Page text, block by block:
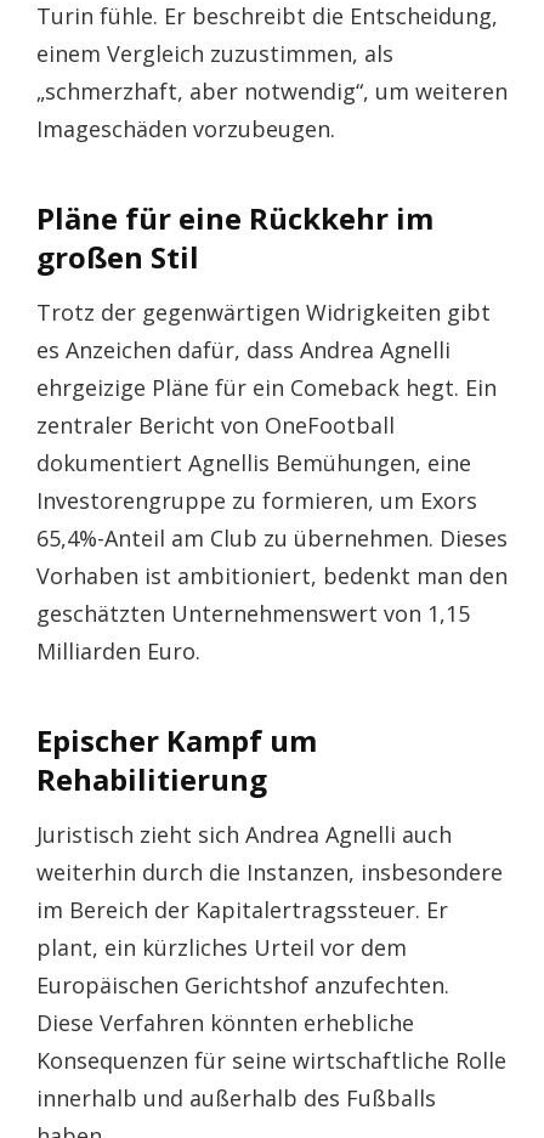
Turin fühle. Er beschreibt die Entscheidung,
einem Vergleich zuzustimmen, als
„schmerzhaft, aber notwendig“, um weiteren
Imageschäden vorzubeugen.
Pläne für eine Rückkehr im
großen Stil
Trotz der gegenwärtigen Widrigkeiten gibt
es Anzeichen dafür, dass Andrea Agnelli
ehrgeizige Pläne für ein Comeback hegt. Ein
zentraler Bericht von OneFootball
dokumentiert Agnellis Bemühungen, eine
Investorengruppe zu formieren, um Exors
65,4%-Anteil am Club zu übernehmen. Dieses
Vorhaben ist ambitioniert, bedenkt man den
geschätzten Unternehmenswert von 1,15
Milliarden Euro.
Epischer Kampf um
Rehabilitierung
Juristisch zieht sich Andrea Agnelli auch
weiterhin durch die Instanzen, insbesondere
im Bereich der Kapitalertragssteuer. Er
plant, ein kürzliches Urteil vor dem
Europäischen Gerichtshof anzufechten.
Diese Verfahren könnten erhebliche
Konsequenzen für seine wirtschaftliche Rolle
innerhalb und außerhalb des Fußballs